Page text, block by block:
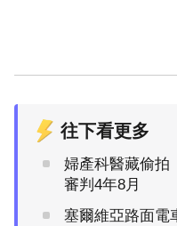
往下看更多
婦產科醫藏偷拍
審判4年8月
塞爾維亞路面電